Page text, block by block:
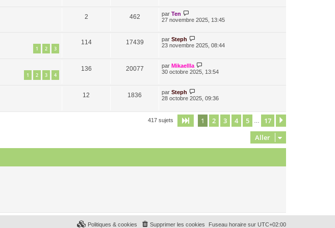
2 462 par Ten
27 novembre 2025, 13:45
1 2 3
114 17439 par Steph
23 novembre 2025, 08:44
1 2 3 4
136 20077 par Mikaellla
30 octobre 2025, 13:54
12 1836 par Steph
28 octobre 2025, 09:36
417 sujets Page sur17
1 2 3 4 5 17
Aller
Fuseau horaire sur UTC+02:00
Supprimer les cookies
Politiques & cookies